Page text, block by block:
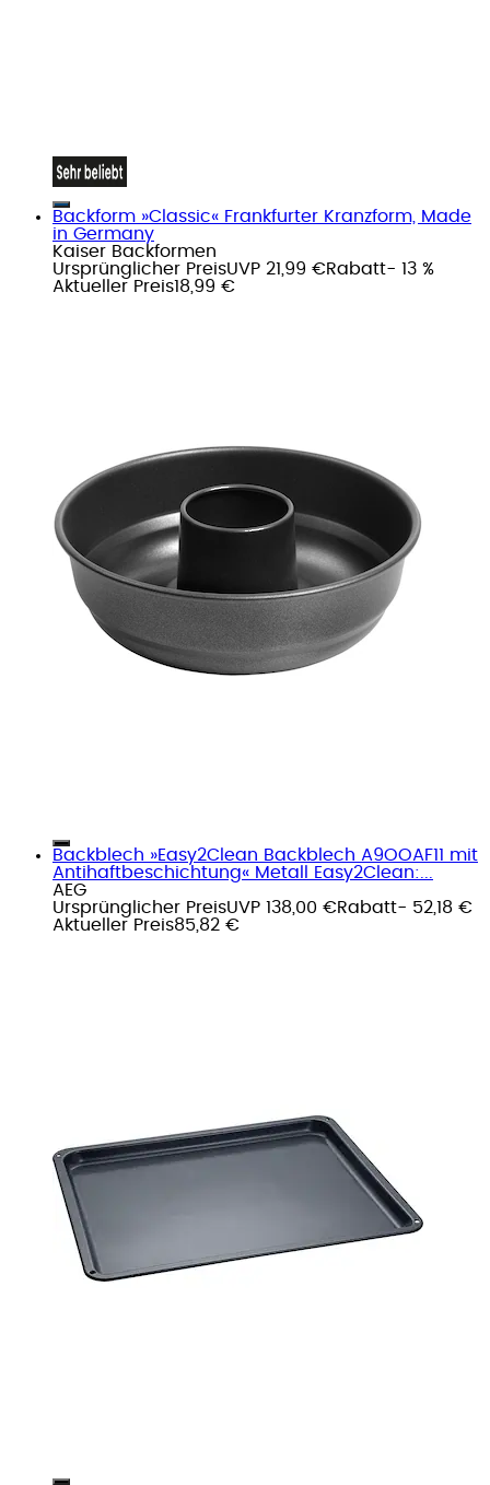
Backform »Classic« Frankfurter Kranzform, Made
in Germany
Kaiser Backformen
Ursprünglicher PreisUVP 21,99 €Rabatt- 13 %
Aktueller Preis18,99 €
Backblech »Easy2Clean Backblech A9OOAF11 mit
Antihaftbeschichtung« Metall Easy2Clean:...
AEG
Ursprünglicher PreisUVP 138,00 €Rabatt- 52,18 €
Aktueller Preis85,82 €